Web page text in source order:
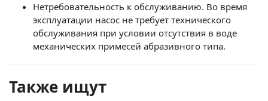
Нетребовательность к обслуживанию. Во время
эксплуатации насос не требует технического
обслуживания при условии отсутствия в воде
механических примесей абразивного типа.
Также ищут